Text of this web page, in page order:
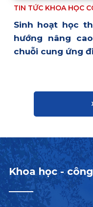
TIN TỨC KHOA HỌC
Sinh hoạt học
hướng nâng
chuỗi cung ứng
Khoa học -